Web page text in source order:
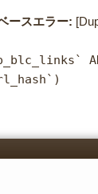
ースエラー: